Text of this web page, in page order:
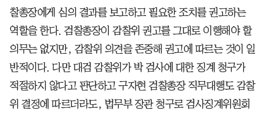
찰총장에게 심의 결과를 보고하고 필요한 조치를 권고하는
역할을 한다. 검찰총장이 감찰위 권고를 그대로 이행해야 할
의무는 없지만, 감찰위 의견을 존중해 권고에 따르는 것이 일
반적이다. 다만 대검 감찰위가 박 검사에 대한 징계 청구가
적절하지 않다고 판단하고 구자현 검찰총장 직무대행도 감찰
위 결정에 따르더라도, 법무부 장관 청구로 검사징계위원회